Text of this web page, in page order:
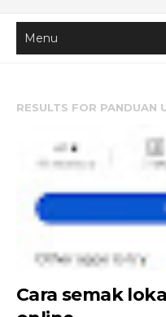
RESULTS FOR PANDUAN
Cara semak